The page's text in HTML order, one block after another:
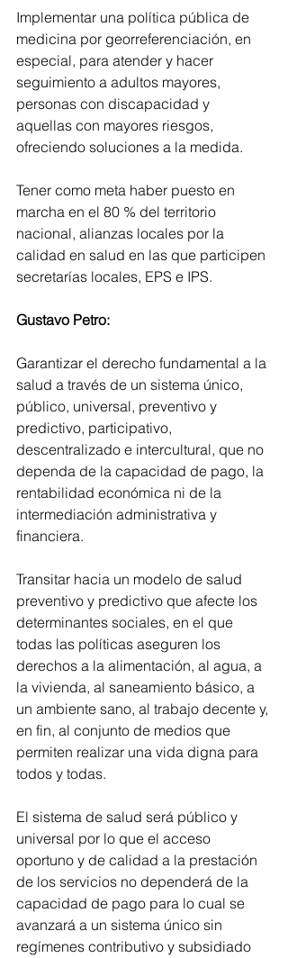
Implementar una política pública de
medicina por georreferenciación, en
especial, para atender y hacer
seguimiento a adultos mayores,
personas con discapacidad y
aquellas con mayores riesgos,
ofreciendo soluciones a la medida.
Tener como meta haber puesto en
marcha en el 80 % del territorio
nacional, alianzas locales por la
calidad en salud en las que participen
secretarías locales, EPS e IPS.
Gustavo Petro:
Garantizar el derecho fundamental a la
salud a través de un sistema único,
público, universal, preventivo y
predictivo, participativo,
descentralizado e intercultural, que no
dependa de la capacidad de pago, la
rentabilidad económica ni de la
intermediación administrativa y
financiera.
Transitar hacia un modelo de salud
preventivo y predictivo que afecte los
determinantes sociales, en el que
todas las políticas aseguren los
derechos a la alimentación, al agua, a
la vivienda, al saneamiento básico, a
un ambiente sano, al trabajo decente y,
en fin, al conjunto de medios que
permiten realizar una vida digna para
todos y todas.
El sistema de salud será público y
universal por lo que el acceso
oportuno y de calidad a la prestación
de los servicios no dependerá de la
capacidad de pago para lo cual se
avanzará a un sistema único sin
regímenes contributivo y subsidiado